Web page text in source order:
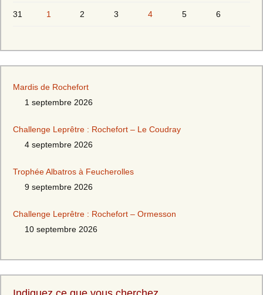
31 1 2 3 4 5 6
Mardis de Rochefort
1 septembre 2026
Challenge Leprêtre : Rochefort – Le Coudray
4 septembre 2026
Trophée Albatros à Feucherolles
9 septembre 2026
Challenge Leprêtre : Rochefort – Ormesson
10 septembre 2026